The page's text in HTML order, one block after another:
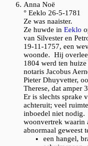
Anna Noë
° Eeklo 26-5-1781
Ze was naaister.
Ze huwde in Eeklo
van Silvester en
19-11-1757, een
woonde. Hij
1804 werd ten
notaris Jacobus
Pieter Dhuyvetter,
Therese, dat amper
Er is slechts sprake
achteruit; veel
inboedel niet nodig.
woonvertrek waarin
abnormaal geweest
een hangel,